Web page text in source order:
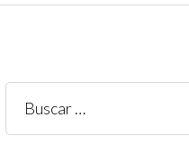
Buscar: